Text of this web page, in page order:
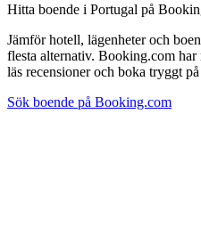
Hitta boende i Portugal på
Jämför hotell, lägenheter och
flesta alternativ. Booking.com
läs recensioner och boka tryggt på
Sök boende på Booking.com